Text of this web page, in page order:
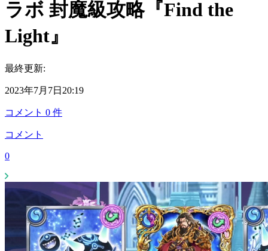
ラボ 封魔級攻略『Find the
Light』
最終更新:
2023年7月7日20:19
コメント 0 件
コメント
0